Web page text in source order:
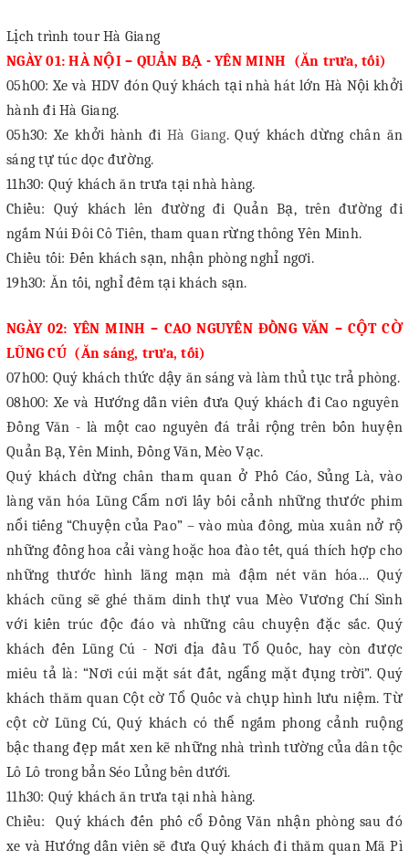
Lịch trình tour Hà Giang
NGÀY 01: HÀ NỘI – QUẢN BẠ - YÊN MINH (Ăn trưa, tối)
05h00: Xe và HDV đón Quý khách tại nhà hát lớn Hà Nội khởi
hành đi Hà Giang.
05h30: Xe khởi hành điHà Giang. Quý khách dừng chân ăn
sáng tự túc dọc đường.
11h30: Quý khách ăn trưa tại nhà hàng.
Chiều: Quý khách lên đường đi Quản Bạ, trên đường đi
ngắm Núi Đôi Cô Tiên, tham quan rừng thông Yên Minh.
Chiều tối: Đến khách sạn, nhận phòng nghỉ ngơi.
19h30: Ăn tối, nghỉ đêm tại khách sạn.
NGÀY 02: YÊN MINH – CAO NGUYÊN ĐỒNG VĂN – CỘT CỜ
LŨNG CÚ (Ăn sáng, trưa, tối)
07h00: Quý khách thức dậy ăn sáng và làm thủ tục trả phòng.
08h00: Xe và Hướng dẫn viên đưa Quý khách đi Cao nguyên
Đồng Văn - là một cao nguyên đá trải rộng trên bốn huyện
Quản Bạ, Yên Minh, Đồng Văn, Mèo Vạc.
Quý khách dừng chân tham quan ở Phố Cáo, Sủng Là, vào
làng văn hóa Lũng Cẩm nơi lấy bối cảnh những thước phim
nổi tiếng “Chuyện của Pao” – vào mùa đông, mùa xuân nở rộ
những đồng hoa cải vàng hoặc hoa đào tết, quá thích hợp cho
những thước hình lãng mạn mà đậm nét văn hóa… Quý
khách cũng sẽ ghé thăm dinh thự vua Mèo Vương Chí Sình
với kiến trúc độc đáo và những câu chuyện đặc sắc. Quý
khách đến Lũng Cú - Nơi địa đầu Tổ Quốc, hay còn được
miêu tả là: “Nơi cúi mặt sát đất, ngẩng mặt đụng trời”. Quý
khách thăm quan Cột cờ Tổ Quốc và chụp hình lưu niệm. Từ
cột cờ Lũng Cú, Quý khách có thể ngắm phong cảnh ruộng
bậc thang đẹp mắt xen kẽ những nhà trình tường của dân tộc
Lô Lô trong bản Séo Lủng bên dưới.
11h30: Quý khách ăn trưa tại nhà hàng.
Chiều: Quý khách đến phố cổ Đồng Văn nhận phòng sau đó
xe và Hướng dẫn viên sẽ đưa Quý khách đi thăm quan Mã Pì